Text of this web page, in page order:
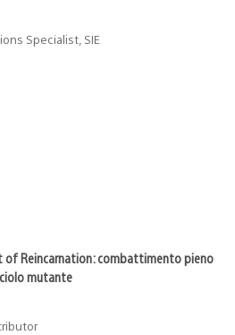
Specialist, SIE
of Reincarnation: combattimento pieno
mutante